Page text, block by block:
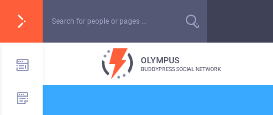
OLYMPUS
BUDDYPRESS SOCIAL NETWORK